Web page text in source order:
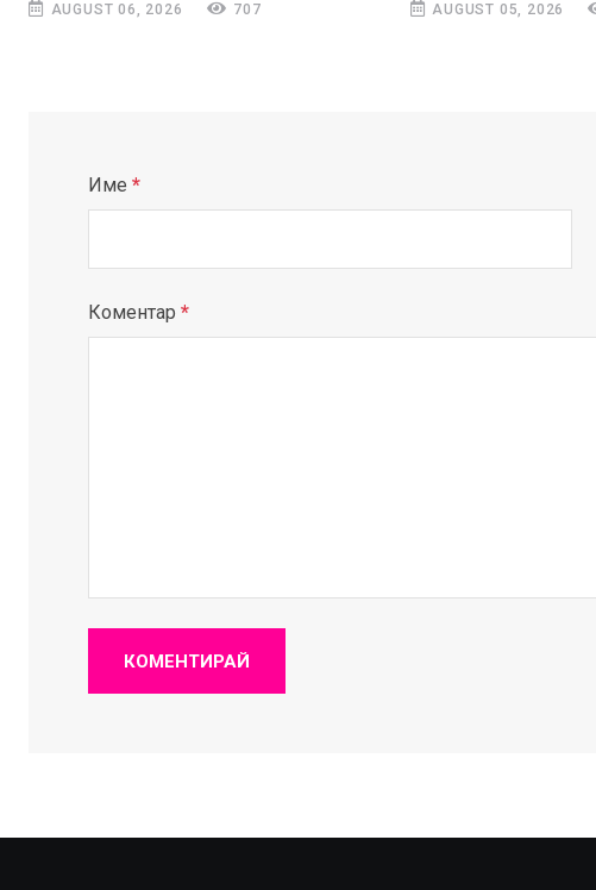
AUGUST 06, 2026 707 AUGUST 05, 2026
Име *
Коментар *
КОМЕНТИРАЙ